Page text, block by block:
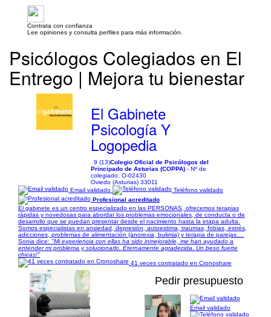
Contrata con confianza
Lee opiniones y consulta perfiles para más información.
Psicólogos Colegiados en El
Entrego | Mejora tu bienestar
El Gabinete
Psicología Y
Logopedia
9 (13)Colegio Oficial de Psicólogos del
Principado de Asturias (COPPA)- Nº de
colegiado: O-02430
Oviedo (Asturias) 33011
Email validado
Teléfono validado
Profesional acreditado
El gabinete es un centro especializado en las PERSONAS, ofrecemos terapias
rápidas y novedosas para abordar los problemas emocionales, de conducta o de
desarrollo que se puedan presentar desde el nacimiento hasta la etapa adulta.
Somos especialistas en ansiedad, depresión, autoestima, traumas, fobias, estrés,
adicciones, problemas de alimentación (anorexia, bulimia) y terapia de parejas....
Sonia dice: "Mi experiencia con ellas ha sido inmejorable, me han ayudado a
entender mi problema y solucionarlo. Eternamente agradecida. Un beso fuerte
chicas!"
41 veces contratado en Cronoshare
Pedir presupuesto
Email validado